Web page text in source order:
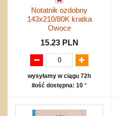
Notatnik ozdobny
143x210/80K kratka
Owoce
15.23 PLN
wysyłamy w ciągu 72h
ilość dostępna: 10 *